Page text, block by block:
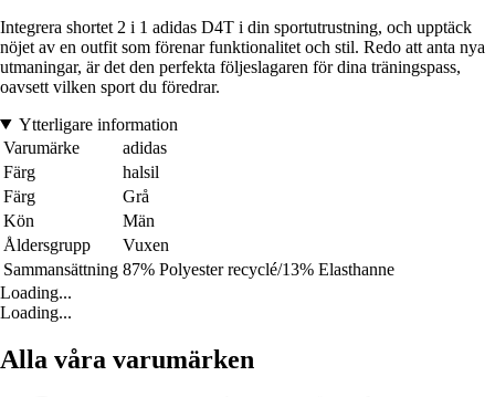
Integrera shortet 2 i 1 adidas D4T i din sportutrustning, och upptäck
nöjet av en outfit som förenar funktionalitet och stil. Redo att anta nya
utmaningar, är det den perfekta följeslagaren för dina träningspass,
oavsett vilken sport du föredrar.
Ytterligare information
Varumärke
adidas
Färg
halsil
Färg
Grå
Kön
Män
Åldersgrupp
Vuxen
Sammansättning 87% Polyester recyclé/13% Elasthanne
Loading...
Loading...
Alla våra varumärken